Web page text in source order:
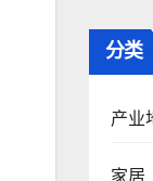
分类
产业
家居